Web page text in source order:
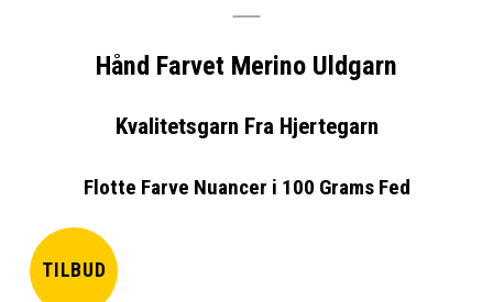
Hånd Farvet Merino Uldgarn
Kvalitetsgarn Fra Hjertegarn
Flotte Farve Nuancer i 100 Grams Fed
TILBUD